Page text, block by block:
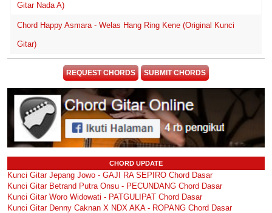
Gitar Nada A)
Chord Happy Asmara - Welas Hang Ring Kene (Original Kunci
Gitar)
REQUEST CHORDS SUBMIT CHORDS
CHORD UPDATE
Kunci Gitar Jepang Jowo - GAJI RA SEPIRO Chord Dasar
Kunci Gitar Betrand Putra Onsu - PECUNDANG Chord Dasar
Kunci Gitar Woro Widowati - PATGULIPAT Chord Dasar
Kunci Gitar Denny Caknan X NDX AKA - ROPANG Chord Dasar